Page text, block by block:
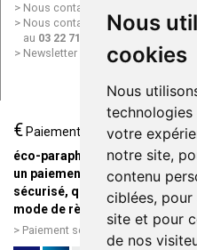
Nous
cookies
Nous
votre
notre site,
contenu
ciblées,
site et pour
de nos
Nous contacter par e-mail
Nous contacter par téléphone
au 03 22 71 64 10
Newsletter
€ Paiement
éco-parapharmacie.fr offre
un paiement entièrement
sécurisé, quel que soit le
mode de règlement
Paiement sécurisé et simple